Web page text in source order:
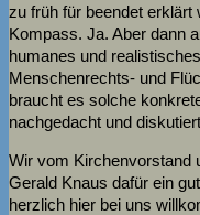
zu früh für beendet
Kompass. Ja. Aber dann
humanes und
Menschenrechts- und
braucht es solche
nachgedacht und
Wir vom Kirchenvorstand
Gerald Knaus dafür ein
herzlich hier bei uns